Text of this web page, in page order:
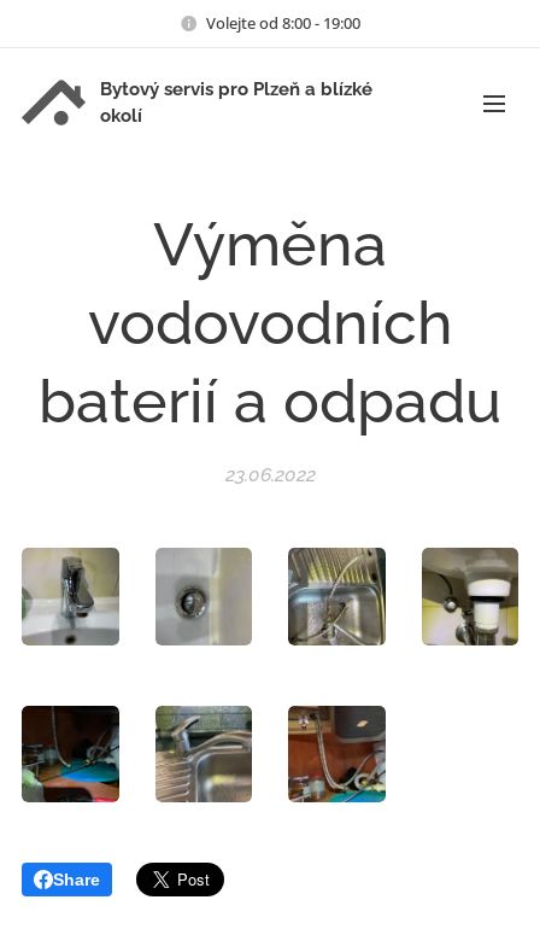
Volejte od 8:00 - 19:00
Bytový servis pro Plzeň a blízké
okolí
Výměna
vodovodních
baterií a odpadu
23.06.2022
Share